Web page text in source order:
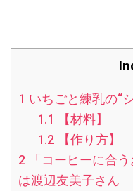
1 いちごと練乳の“
1.1
【材料】
1.2 【作り方】
2「コーヒーに合
は渡辺友美子さん